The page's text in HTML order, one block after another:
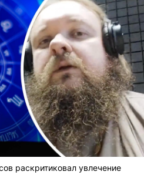
раскритиковал увлечение